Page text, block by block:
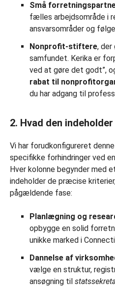
Små
fælles arbejdsområde i
ansvarsområder og
Nonprofit-stiftere, der
samfundet. Kerika er
ved at gøre det godt”,
rabat til
du har adgang til
2. Hvad den indeholder
Vi har forudkonfigureret
specifikke forhindringer ved
Hver kolonne begynder med
indeholder de præcise
pågældende fase:
Planlægning og
opbygge en solid
unikke marked i
Dannelse af
vælge en struktur,
ansøgning til